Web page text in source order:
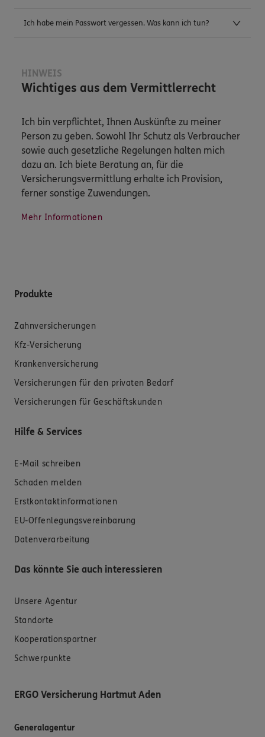
Ich habe mein Passwort vergessen. Was kann ich tun?
HINWEIS
Wichtiges aus dem Vermittlerrecht
Ich bin verpflichtet, Ihnen Auskünfte zu meiner
Person zu geben. Sowohl Ihr Schutz als Verbraucher
sowie auch gesetzliche Regelungen halten mich
dazu an. Ich biete Beratung an, für die
Versicherungsvermittlung erhalte ich Provision,
ferner sonstige Zuwendungen.
Mehr Informationen
Produkte
Zahnversicherungen
Kfz-Versicherung
Krankenversicherung
Versicherungen für den privaten Bedarf
Versicherungen für Geschäftskunden
Hilfe & Services
E-Mail schreiben
Schaden melden
Erstkontaktinformationen
EU-Offenlegungsvereinbarung
Datenverarbeitung
Das könnte Sie auch interessieren
Unsere Agentur
Standorte
Kooperationspartner
Schwerpunkte
ERGO Versicherung Hartmut Aden
Generalagentur